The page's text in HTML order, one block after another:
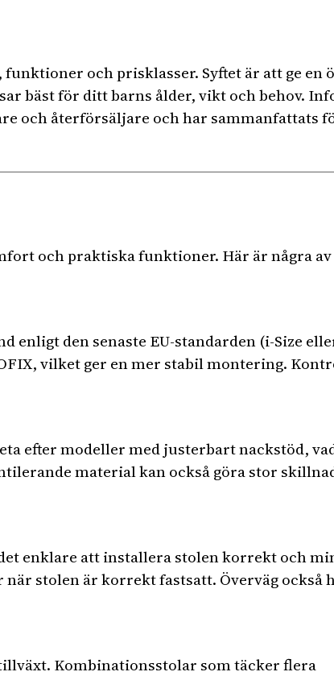
och prisklasser. Syftet är att ge en
bäst för ditt barns ålder, vikt och behov.
och återförsäljare och har sammanfattats
och praktiska funktioner. Här är några av
den senaste EU-standarden (i-Size
vilket ger en mer stabil montering.
efter modeller med justerbart nackstöd,
material kan också göra stor
enklare att installera stolen korrekt och
stolen är korrekt fastsatt. Överväg också
Kombinationsstolar som täcker flera